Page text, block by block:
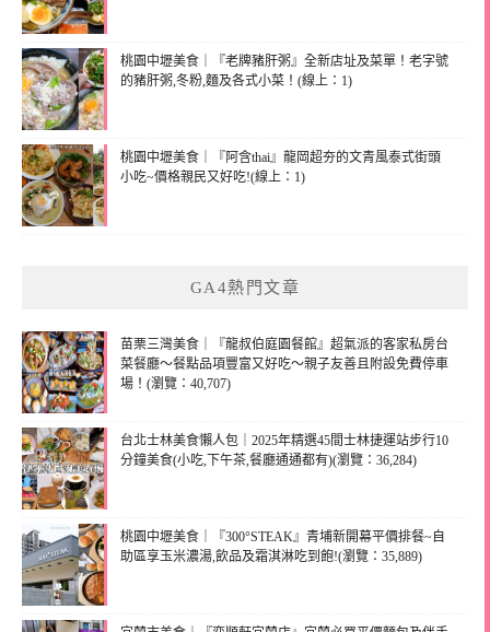
桃園中壢美食｜『老牌豬肝粥』全新店址及菜單！老字號
的豬肝粥,冬粉,麵及各式小菜！(線上：1)
桃園中壢美食｜『阿含thai』龍岡超夯的文青風泰式街頭
小吃~價格親民又好吃!(線上：1)
GA4熱門文章
苗栗三灣美食｜『龍叔伯庭園餐館』超氣派的客家私房台
菜餐廳～餐點品項豐富又好吃～親子友善且附設免費停車
場！(瀏覽：40,707)
台北士林美食懶人包｜2025年精選45間士林捷運站步行10
分鐘美食(小吃,下午茶,餐廳通通都有)(瀏覽：36,284)
桃園中壢美食｜『300°STEAK』青埔新開幕平價排餐~自
助區享玉米濃湯,飲品及霜淇淋吃到飽!(瀏覽：35,889)